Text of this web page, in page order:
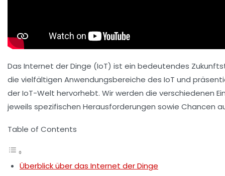
Das Internet der Dinge (IoT) ist ein bedeutendes
die vielfältigen Anwendungsbereiche des IoT und
der IoT-Welt hervorhebt. Wir werden die verschiedenen
jeweils spezifischen Herausforderungen sowie Chancen
Table of Contents
Überblick über das Internet der Dinge